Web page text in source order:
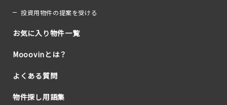
投資用物件の提案を受ける
お気に入り物件一覧
Mooovinとは？
よくある質問
物件探し用語集